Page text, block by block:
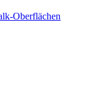
Oberflächen